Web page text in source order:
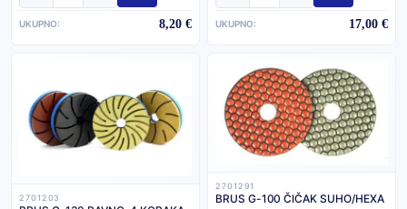
UKUPNO: 8,20 € UKUPNO: 17,00 €
2701203
2701291
BRUS G-100 ČIČAK SUHO/HEXA